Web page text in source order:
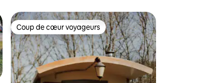
Coup de cœur voyageurs
Coup de cœur voyageurs